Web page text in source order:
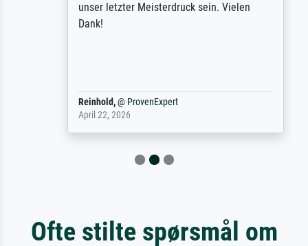
unser letzter Meisterdruck sein. Vielen
Dank!
Reinhold,@ProvenExpert
April 22, 2026
Ofte stilte spørsmål om